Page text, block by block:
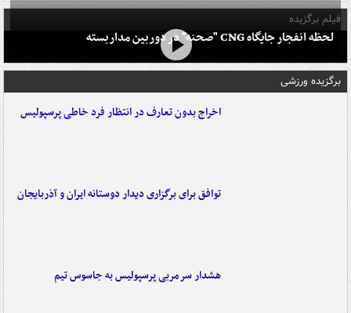
فیلم برگزیده
لحظه انفجار جایگاه CNG "صحنه" در دوربین مداربسته
برگزیده ورزشی
اخراج بدون تعارف در انتظار فرد خاطی پرسپولیس
توافق برای برگزاری دیدار دوستانه ایران و آذربایجان
هشدار سرمربی پرسپولیس به جاسوس تیم